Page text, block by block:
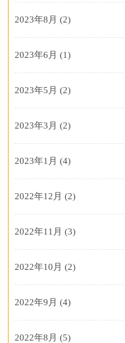
2023年8月 (2)
2023年6月 (1)
2023年5月 (2)
2023年3月 (2)
2023年1月 (4)
2022年12月 (2)
2022年11月 (3)
2022年10月 (2)
2022年9月 (4)
2022年8月 (5)